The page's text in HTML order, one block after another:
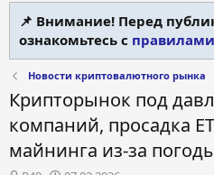
📌 Внимание! Перед
ознакомьтесь с
Новости криптовалютного рынка
Крипторынок под
компаний, просадка
майнинга из-за